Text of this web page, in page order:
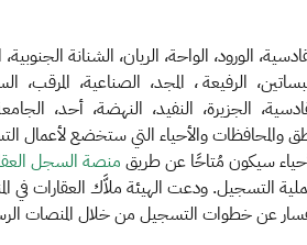
الورود، الواحة، الريان، الشنانة
الرفيعة ، المجد، الصناعية، المرقب،
الجزيرة، النفيد، النهضة، أحد،
والمحافظات والأحياء التي ستخضع لأعمال
سيكون مُتاحًا عن طريق منصة السجل
التسجيل. ودعت الهيئة ملاَّك العقارات في
عن خطوات التسجيل من خلال المنصات